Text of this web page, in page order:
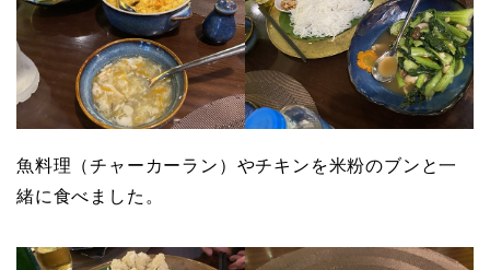
魚料理（チャーカーラン）やチキンを米粉のブンと一
緒に食べました。